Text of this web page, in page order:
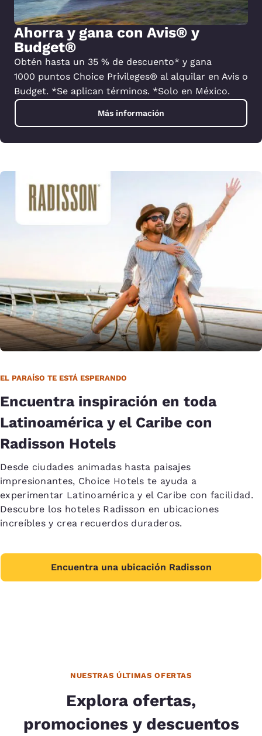
Ahorra y gana con Avis® y
Budget®
Obtén hasta un 35 % de descuento* y gana
1000 puntos Choice Privileges® al alquilar en Avis o
Budget. *Se aplican términos. *Solo en México.
Más información
EL PARAÍSO TE ESTÁ ESPERANDO
Encuentra inspiración en toda
Latinoamérica y el Caribe con
Radisson Hotels
Desde ciudades animadas hasta paisajes
impresionantes, Choice Hotels te ayuda a
experimentar Latinoamérica y el Caribe con facilidad.
Descubre los hoteles Radisson en ubicaciones
increíbles y crea recuerdos duraderos.
Encuentra una ubicación Radisson
NUESTRAS ÚLTIMAS OFERTAS
Explora ofertas,
promociones y descuentos